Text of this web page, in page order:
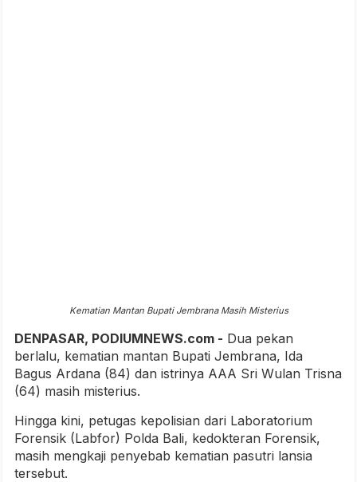
Kematian Mantan Bupati Jembrana Masih Misterius
DENPASAR, PODIUMNEWS.com - Dua pekan
berlalu, kematian mantan Bupati Jembrana, Ida
Bagus Ardana (84) dan istrinya AAA Sri Wulan Trisna
(64) masih misterius.
Hingga kini, petugas kepolisian dari Laboratorium
Forensik (Labfor) Polda Bali, kedokteran Forensik,
masih mengkaji penyebab kematian pasutri lansia
tersebut.